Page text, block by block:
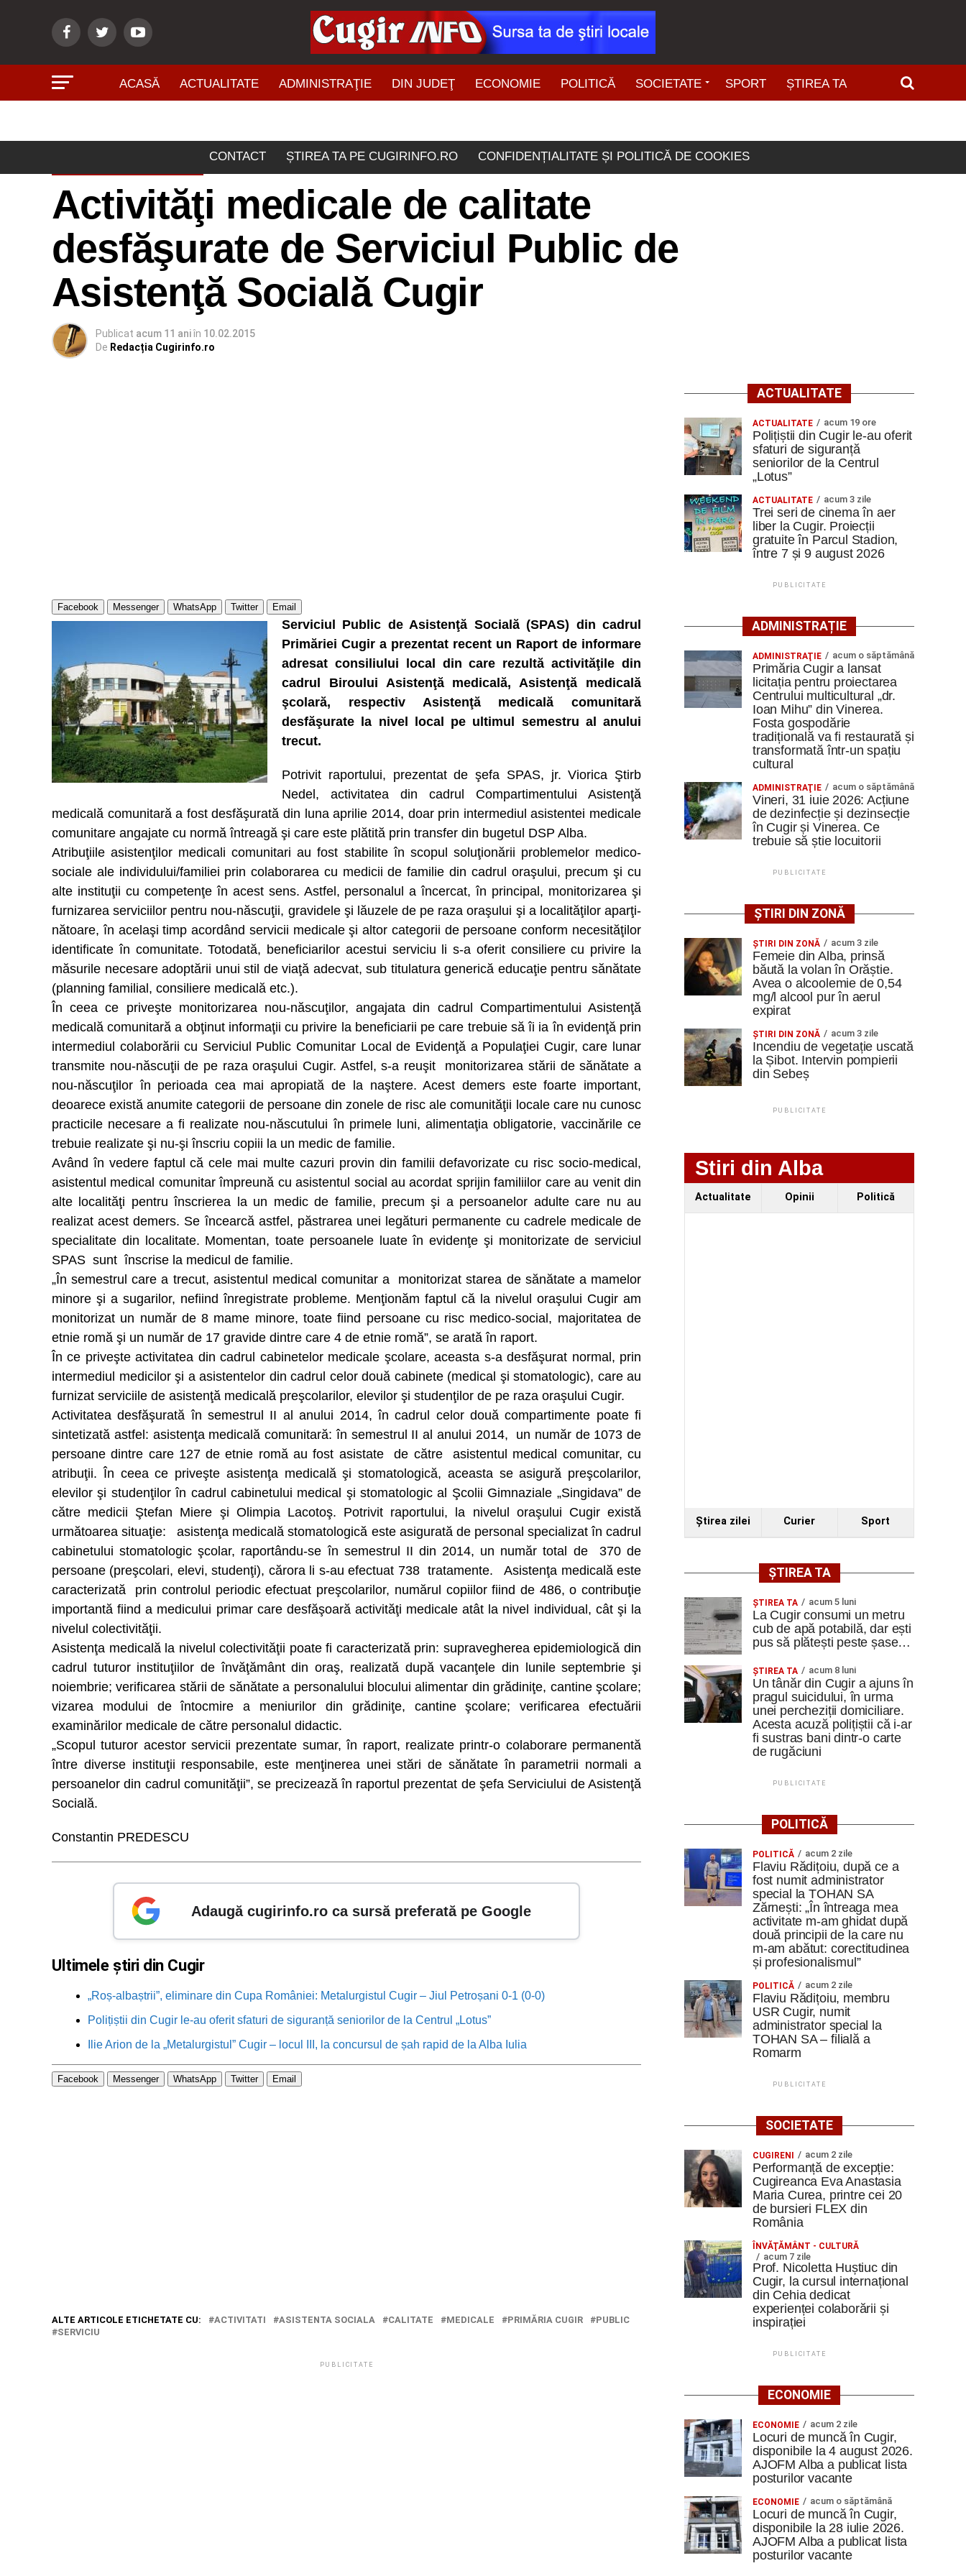
ACASĂ ACTUALITATE ADMINISTRAŢIE DIN JUDEŢ ECONOMIE POLITICĂ SOCIETATE SPORT ȘTIREA TA
CONTACT ȘTIREA TA PE CUGIRINFO.RO CONFIDENȚIALITATE ȘI POLITICĂ DE COOKIES
Activităţi medicale de calitate
desfăşurate de Serviciul Public de
Asistenţă Socială Cugir
Publicat acum 11 aniîn 10.02.2015
De Redacția Cugirinfo.ro
Facebook Messenger WhatsApp Twitter Email
Serviciul Public de Asistenţă Socială (SPAS) din cadrul
Primăriei Cugir a prezentat recent un Raport de informare
adresat consiliului local din care rezultă activităţile din
cadrul Biroului Asistenţă medicală, Asistenţă medicală
şcolară, respectiv Asistenţă medicală comunitară
desfăşurate la nivel local pe ultimul semestru al anului
trecut.
Potrivit raportului, prezentat de şefa SPAS, jr. Viorica Ştirb
Nedel, activitatea din cadrul Compartimentului Asistenţă
medicală comunitară a fost desfăşurată din luna aprilie 2014, doar prin intermediul asistentei medicale
comunitare angajate cu normă întreagă şi care este plătită prin transfer din bugetul DSP Alba.
Atribuţiile asistenţilor medicali comunitari au fost stabilite în scopul soluţionării problemelor medico-
sociale ale individului/familiei prin colaborarea cu medicii de familie din cadrul oraşului, precum şi cu
alte instituţii cu competenţe în acest sens. Astfel, personalul a încercat, în principal, monitorizarea şi
furnizarea serviciilor pentru nou-născuţii, gravidele şi lăuzele de pe raza oraşului şi a localităţilor aparţi­
nătoare, în acelaşi timp acordând servicii medicale şi altor categorii de persoane conform necesităţilor
identificate în comunitate. Totodată, beneficiarilor acestui serviciu li s-a oferit consiliere cu privire la
măsurile necesare adoptării unui stil de viaţă adecvat, sub titulatura generică educaţie pentru sănătate
(planning familial, consiliere medicală etc.).
În ceea ce priveşte monitorizarea nou-născuţilor, angajata din cadrul Compartimentului Asistenţă
medicală comunitară a obţinut informaţii cu privire la beneficiarii pe care trebuie să îi ia în evidenţă prin
intermediul colaborării cu Serviciul Public Comunitar Local de Evidenţă a Populaţiei Cugir, care lunar
transmite nou-născuţii de pe raza oraşului Cugir. Astfel, s-a reuşit monitorizarea stării de sănătate a
nou-născuţilor în perioada cea mai apropiată de la naştere. Acest demers este foarte important,
deoarece există anumite categorii de persoane din zonele de risc ale comunităţii locale care nu cunosc
practicile necesare a fi realizate nou-născutului în primele luni, alimentaţia obligatorie, vaccinările ce
trebuie realizate şi nu-şi înscriu copiii la un medic de familie.
Având în vedere faptul că cele mai multe cazuri provin din familii defavorizate cu risc socio-medical,
asistentul medical comunitar împreună cu asistentul social au acordat sprijin familiilor care au venit din
alte localităţi pentru înscrierea la un medic de familie, precum şi a persoanelor adulte care nu au
realizat acest demers. Se încearcă astfel, păstrarea unei legături permanente cu cadrele medicale de
specialitate din localitate. Momentan, toate persoanele luate în evidenţe şi monitorizate de serviciul
SPAS sunt înscrise la medicul de familie.
„În semestrul care a trecut, asistentul medical comunitar a monitorizat starea de sănătate a mamelor
minore şi a sugarilor, nefiind înregistrate probleme. Menţionăm faptul că la nivelul oraşului Cugir am
monitorizat un număr de 8 mame minore, toate fiind persoane cu risc medico-social, majoritatea de
etnie romă şi un număr de 17 gravide dintre care 4 de etnie romă”, se arată în raport.
În ce priveşte activitatea din cadrul cabinetelor medicale şcolare, aceasta s-a desfăşurat normal, prin
intermediul medicilor şi a asistentelor din cadrul celor două cabinete (medical şi stomatologic), care au
furnizat serviciile de asistenţă medicală preşcolarilor, elevilor şi studenţilor de pe raza oraşului Cugir.
Activitatea desfăşurată în semestrul II al anului 2014, în cadrul celor două compartimente poate fi
sintetizată astfel: asistenţa medicală comunitară: în semestrul II al anului 2014, un număr de 1073 de
persoane dintre care 127 de etnie romă au fost asistate de către asistentul medical comunitar, cu
atribuţii. În ceea ce priveşte asistenţa medicală şi stomatologică, aceasta se asigură preşcolarilor,
elevilor şi studenţilor în cadrul cabinetului medical şi stomatologic al Şcolii Gimnaziale „Singidava” de
către medicii Ştefan Miere şi Olimpia Lacotoş. Potrivit raportului, la nivelul oraşului Cugir există
următoarea situaţie: asistenţa medicală stomatologică este asigurată de personal specializat în cadrul
cabinetului stomatologic şcolar, raportându-se în semestrul II din 2014, un număr total de 370 de
persoane (preşcolari, elevi, studenţi), cărora li s-au efectuat 738 tratamente. Asistenţa medicală este
caracterizată prin controlul periodic efectuat preşcolarilor, numărul copiilor fiind de 486, o contribuţie
importantă fiind a medicului primar care desfăşoară activităţi medicale atât la nivel individual, cât şi la
nivelul colectivităţii.
Asistenţa medicală la nivelul colectivităţii poate fi caracterizată prin: supravegherea epidemiologică din
cadrul tuturor instituţiilor de învăţământ din oraş, realizată după vacanţele din lunile septembrie şi
noiembrie; verificarea stării de sănătate a personalului blocului alimentar din grădiniţe, cantine şcolare;
vizarea modului de întocmire a meniurilor din grădiniţe, cantine şcolare; verificarea efectuării
examinărilor medicale de către personalul didactic.
„Scopul tuturor acestor servicii prezentate sumar, în raport, realizate printr-o colaborare permanentă
între diverse instituţii responsabile, este menţinerea unei stări de sănătate în parametrii normali a
persoanelor din cadrul comunităţii”, se precizează în raportul prezentat de şefa Serviciului de Asistenţă
Socială.
Constantin PREDESCU
Adaugă cugirinfo.ro ca sursă preferată pe Google
Ultimele știri din Cugir
„Roș-albaștrii”, eliminare din Cupa României: Metalurgistul Cugir – Jiul Petroșani 0-1 (0-0)
Polițiștii din Cugir le-au oferit sfaturi de siguranță seniorilor de la Centrul „Lotus”
Ilie Arion de la „Metalurgistul” Cugir – locul III, la concursul de șah rapid de la Alba Iulia
Facebook Messenger WhatsApp Twitter Email
ALTE ARTICOLE ETICHETATE CU: ACTIVITATI ASISTENTA SOCIALA CALITATE MEDICALE PRIMĂRIA CUGIR
PUBLIC
SERVICIU
PUBLICITATE
ACTUALITATE
ACTUALITATE acum 19 ore
Polițiștii din Cugir le-au oferit
sfaturi de siguranță
seniorilor de la Centrul
„Lotus”
ACTUALITATE acum 3 zile
Trei seri de cinema în aer
liber la Cugir. Proiecții
gratuite în Parcul Stadion,
între 7 și 9 august 2026
PUBLICITATE
ADMINISTRAȚIE
ADMINISTRAŢIE acum o săptămână
Primăria Cugir a lansat
licitația pentru proiectarea
Centrului multicultural „dr.
Ioan Mihu” din Vinerea.
Fosta gospodărie
tradițională va fi restaurată și
transformată într-un spațiu
cultural
ADMINISTRAŢIE acum o săptămână
Vineri, 31 iuie 2026: Acțiune
de dezinfecție și dezinsecție
în Cugir și Vinerea. Ce
trebuie să știe locuitorii
PUBLICITATE
ȘTIRI DIN ZONĂ
ŞTIRI DIN ZONĂ acum 3 zile
Femeie din Alba, prinsă
băută la volan în Orăștie.
Avea o alcoolemie de 0,54
mg/l alcool pur în aerul
expirat
ŞTIRI DIN ZONĂ acum 3 zile
Incendiu de vegetație uscată
la Șibot. Intervin pompierii
din Sebeș
PUBLICITATE
Stiri din Alba
Actualitate Opinii Politică
Ştirea zilei Curier Sport
ȘTIREA TA
ȘTIREA TA acum 5 luni
La Cugir consumi un metru
cub de apă potabilă, dar ești
pus să plătești peste șase…
ȘTIREA TA acum 8 luni
Un tânăr din Cugir a ajuns în
pragul suicidului, în urma
unei percheziții domiciliare.
Acesta acuză polițiștii că i-ar
fi sustras bani dintr-o carte
de rugăciuni
PUBLICITATE
POLITICĂ
POLITICĂ acum 2 zile
Flaviu Rădițoiu, după ce a
fost numit administrator
special la TOHAN SA
Zărnești: „În întreaga mea
activitate m-am ghidat după
două principii de la care nu
m-am abătut: corectitudinea
și profesionalismul”
POLITICĂ acum 2 zile
Flaviu Rădițoiu, membru
USR Cugir, numit
administrator special la
TOHAN SA – filială a
Romarm
PUBLICITATE
SOCIETATE
CUGIRENI acum 2 zile
Performanță de excepție:
Cugireanca Eva Anastasia
Maria Curea, printre cei 20
de bursieri FLEX din
România
ÎNVĂŢĂMÂNT - CULTURĂ
acum 7 zile
Prof. Nicoletta Huștiuc din
Cugir, la cursul internațional
din Cehia dedicat
experienței colaborării și
inspirației
PUBLICITATE
ECONOMIE
ECONOMIE acum 2 zile
Locuri de muncă în Cugir,
disponibile la 4 august 2026.
AJOFM Alba a publicat lista
posturilor vacante
ECONOMIE acum o săptămână
Locuri de muncă în Cugir,
disponibile la 28 iulie 2026.
AJOFM Alba a publicat lista
posturilor vacante